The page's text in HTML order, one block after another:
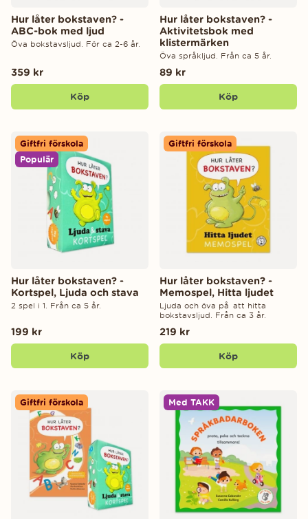
Hur låter bokstaven? -
ABC-bok med ljud
Öva bokstavsljud. För ca 2-6 år.
359 kr
Köp
Hur låter bokstaven? -
Aktivitetsbok med
klistermärken
Öva språkljud. Från ca 5 år.
89 kr
Köp
Giftfri förskola
Populär
Hur låter bokstaven? -
Kortspel, Ljuda och stava
2 spel i 1. Från ca 5 år.
199 kr
Köp
Giftfri förskola
Hur låter bokstaven? -
Memospel, Hitta ljudet
Ljuda och öva på att hitta
bokstavsljud. Från ca 3 år.
219 kr
Köp
Giftfri förskola Med TAKK